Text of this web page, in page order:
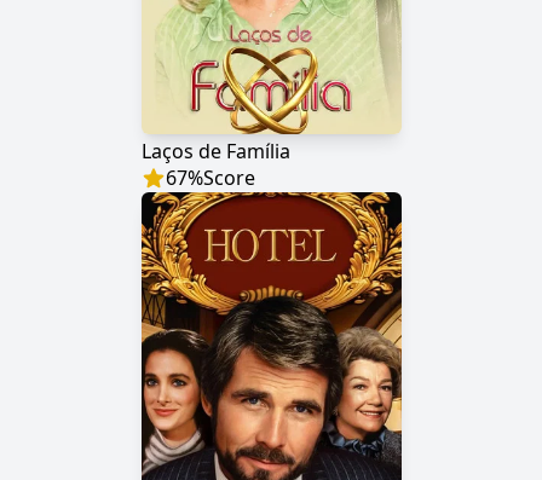
Laços de Família
67%Score